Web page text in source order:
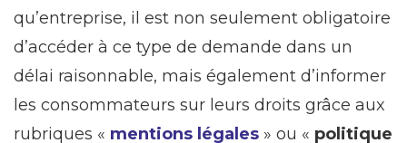
qu’entreprise, il est non seulement obligatoire
d’accéder à ce type de demande dans un
délai raisonnable, mais également d’informer
les consommateurs sur leurs droits grâce aux
rubriques « mentions légales » ou « politique